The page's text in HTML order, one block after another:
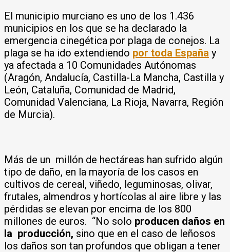
El municipio murciano es uno de los 1.436
municipios en los que se ha declarado la
emergencia cinegética por plaga de conejos. La
plaga se ha ido extendiendo por toda España y
ya afectada a 10 Comunidades Autónomas
(Aragón, Andalucía, Castilla-La Mancha, Castilla y
León, Cataluña, Comunidad de Madrid,
Comunidad Valenciana, La Rioja, Navarra, Región
de Murcia).
Más de un millón de hectáreas han sufrido algún
tipo de daño, en la mayoría de los casos en
cultivos de cereal, viñedo, leguminosas, olivar,
frutales, almendros y hortícolas al aire libre y las
pérdidas se elevan por encima de los 800
millones de euros. “No solo producen daños en
la producción, sino que en el caso de leñosos
los daños son tan profundos que obligan a tener